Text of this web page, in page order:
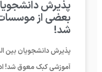
پذیرش
بعضی از
شد!
پذیرش دانشجویان بین